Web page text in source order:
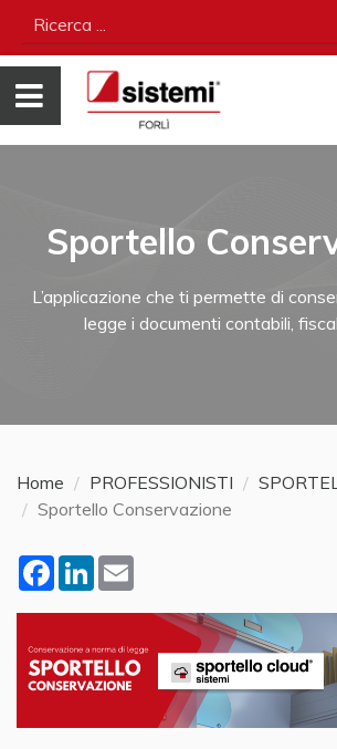
Sportello
L’applicazione che ti permette di
legge i documenti contabili,
Home PROFESSIONISTI
Sportello Conservazione
Facebook
LinkedIn